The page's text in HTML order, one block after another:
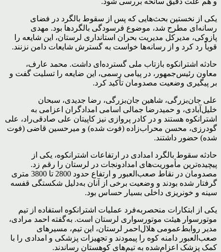
یکی از نخستین بحث‌هایی که پس از سقوط بالگرد در فضای
رسانه‌ای مطرح شد، موضوع فرسودگی بالگردها بود. مهدی
پازوکی، مدیرکل مدیریت بحران استانداری لرستان، این شایعه را
قویاً رد کرد و از رسانه‌ها خواست به گسترش شایعات دامن نزنند.
حادثه اشترانکوه بازتاب ملی گسترده‌ای داشت. محمد عارف،
معاون رئیس‌جمهور، در پیامی رسمی، این ضایعه را تسلیت گفت و
بر پیگیری وضعیت مصدومان تأکید کرد.
علی جان‌بزرگی، شاهین جان‌بزرگی، رضا جدیدی، سبحان
خلیل‌آبادی، و حمیدرضا جمالی اسامی امدادگران اعزامی به
اشترانکوه هستند و در کادر پروازی نیز کاپیتان علی صادقی‌راد، علی
گودرزی، محسن محراب‌زاده (فوت شده) و میرحسین قاضی (فوت
شده) حضور داشتند.
حادثه سقوط بالگرد امدادی در ارتفاعات اشترانکوه، یکی از
پیچیده‌ترین مأموریت‌های امدادونجات در لرستان را رقم زد.
مصدومان در نقاط صعب‌العبور و ارتفاع حدود 2800 تا 3800 متری
گرفتار شده بودند و وضعیت برخی از آنان به‌دلیل شکستگی قفسه
سینه و خونریزی داخلی بسیار حساس بود.
یکی از ابتکارات منحصربه‌فرد عملیات اشترانکوه استفاده از تیم
موتورسوار هیئت موتورسواری لرستان است. به‌گفته احمد مرادی،
مدیر روابط‌عمومی هلال‌احمر لرستان، این تیم، مسیرهای
صعب‌العبور دامنه کوه را پیمودند و تجهیزات پزشکی و امدادی را با
کمک پزشک اعزام‌شده به‌ تیم‌های کوهستان رساندند.